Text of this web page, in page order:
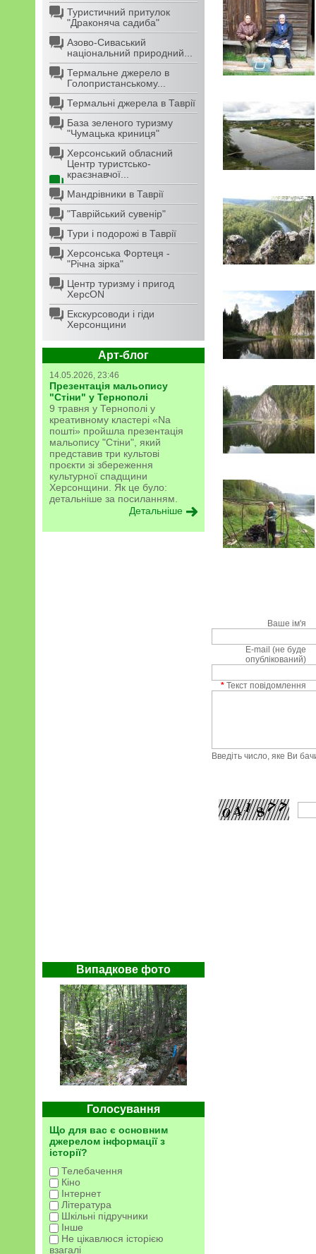
Туристичний притулок
"Драконяча садиба"
Азово-Сиваський
національний природний...
Термальне джерело в
Голопристанському...
Термальні джерела в Таврії
База зеленого туризму
"Чумацька криниця"
Херсонський обласний
Центр туристсько-
краєзнавчої...
Мандрівники в Таврії
"Таврійський сувенір"
Тури і подорожі в Таврії
Херсонська Фортеця -
"Річна зірка"
Центр туризму і пригод
ХерсON
Екскурсоводи і гіди
Херсонщини
Арт-блог
14.05.2026, 23:46
Презентація мальопису
"Стіни" у Тернополі
9 травня у Тернополі у
креативному кластері «Na
пошті» пройшла презентація
мальопису "Стіни", який
представив три культові
проєкти зі збереження
культурної спадщини
Херсонщини. Як це було:
детальніше за посиланням.
Детальніше
Випадкове фото
Голосування
Що для вас є основним
джерелом інформації з
історії?
Телебачення
Кіно
Інтернет
Література
Шкільні підручники
Інше
Не цікавлюся історією
взагалі
Ваше ім'я
E-mail (не буде
опублікований)
* Текст повідомлення
Введіть число, яке Ви